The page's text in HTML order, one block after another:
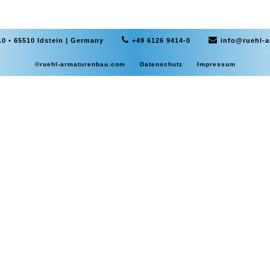
• 65510 Idstein | Germany +49 6126 9414-0 info@ruehl-
©ruehl-armaturenbau.com Datenschutz Impressum